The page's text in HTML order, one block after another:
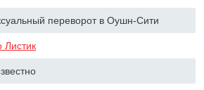
переворот в Оушн-Сити
Листик